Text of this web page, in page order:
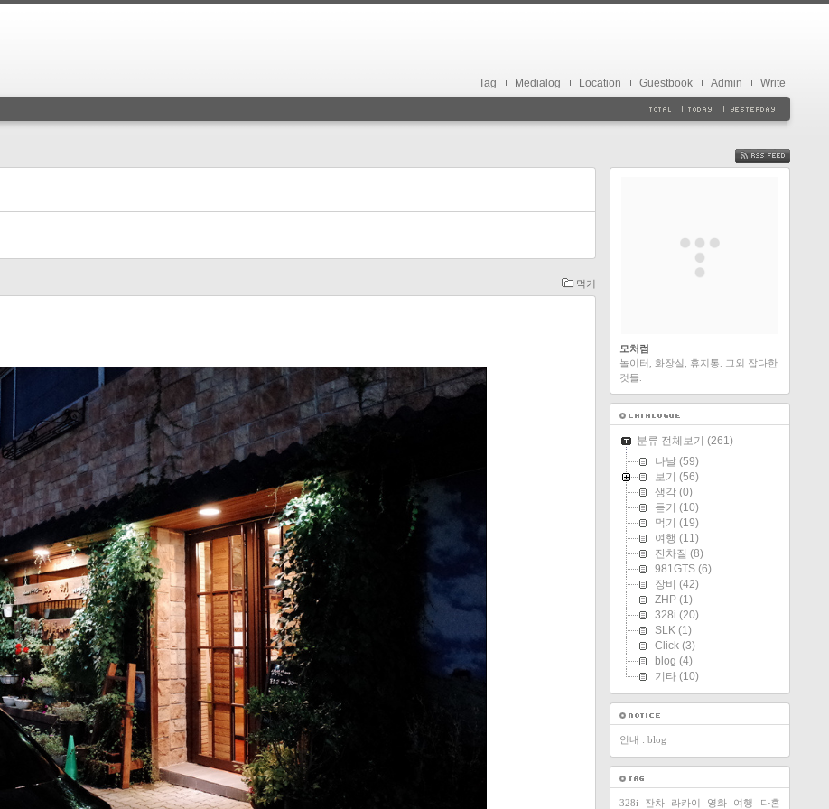
Tag Medialog Location Guestbook Admin Write
먹기
FEED
모처럼
놀이터, 화장실, 휴지통. 그외 잡다한
것들.
분류 전체보기 (261)
나날(59)
보기 (56)
생각(0)
듣기 (10)
먹기 (19)
여행 (11)
잔차질 (8)
981GTS(6)
장비 (42)
ZHP(1)
328i (20)
SLK(1)
Click(3)
blog (4)
기타(10)
안내 : blog
328i 잔차 라카이 영화 여행 다혼